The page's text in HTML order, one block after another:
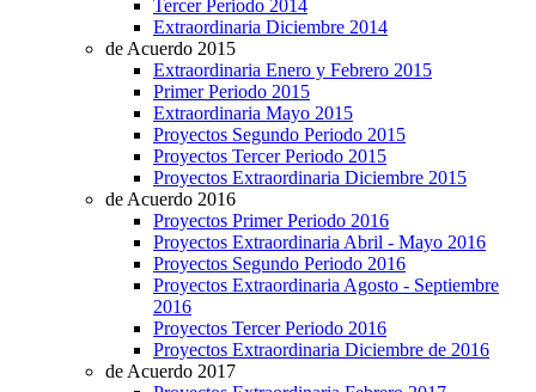
Tercer Periodo 2014
Extraordinaria Diciembre 2014
de Acuerdo 2015
Extraordinaria Enero y Febrero 2015
Primer Periodo 2015
Extraordinaria Mayo 2015
Proyectos Segundo Periodo 2015
Proyectos Tercer Periodo 2015
Proyectos Extraordinaria Diciembre 2015
de Acuerdo 2016
Proyectos Primer Periodo 2016
Proyectos Extraordinaria Abril - Mayo 2016
Proyectos Segundo Periodo 2016
Proyectos Extraordinaria Agosto - Septiembre
2016
Proyectos Tercer Periodo 2016
Proyectos Extraordinaria Diciembre de 2016
de Acuerdo 2017